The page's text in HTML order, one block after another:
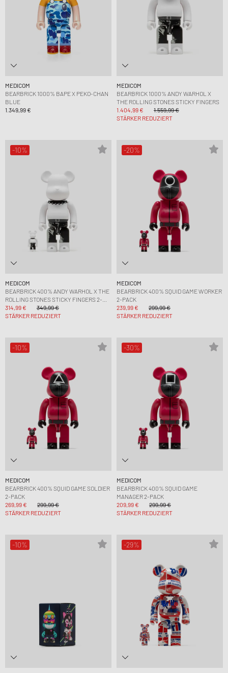
MEDICOM
BEARBRICK 1000% BAPE X PEKO-CHAN
BLUE
1.349,99 €
MEDICOM
BEARBRICK 1000% ANDY WARHOL X
THE ROLLING STONES STICKY FINGERS
1.404,99 €
1.559,99 €
STÄRKER REDUZIERT
-10%
MEDICOM
BEARBRICK 400% ANDY WARHOL X THE
ROLLING STONES STICKY FINGERS 2-
PACK
314,99 €
349,99 €
STÄRKER REDUZIERT
-20%
MEDICOM
BEARBRICK 400% SQUID GAME WORKER
2-PACK
239,99 €
299,99 €
STÄRKER REDUZIERT
-10%
MEDICOM
BEARBRICK 400% SQUID GAME SOLDIER
2-PACK
269,99 €
299,99 €
STÄRKER REDUZIERT
-30%
MEDICOM
BEARBRICK 400% SQUID GAME
MANAGER 2-PACK
209,99 €
299,99 €
STÄRKER REDUZIERT
-10% -29%